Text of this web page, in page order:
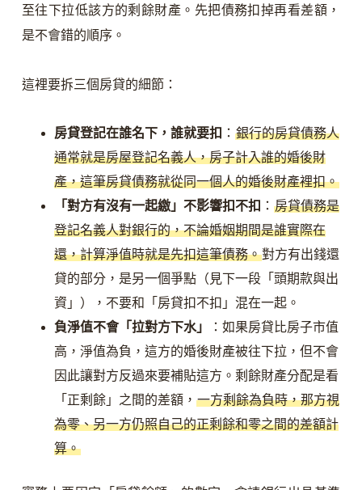
至往下拉低該方的剩餘財產。先把債務扣掉再看差額，
是不會錯的順序。
這裡要拆三個房貸的細節：
房貸登記在誰名下，誰就要扣 ： 銀行的房貸債務人
通常就是房屋登記名義人，房子計入誰的婚後財
產，這筆房貸債務就從同一個人的婚後財產裡扣。
「對方有沒有一起繳」不影響扣不扣 ： 房貸債務是
登記名義人對銀行的，不論婚姻期間是誰實際在
還，計算淨值時就是先扣這筆債務。對方有出錢還
貸的部分，是另一個爭點（見下一段「頭期款與出
資」），不要和「房貸扣不扣」混在一起。
負淨值不會「拉對方下水」
：如果房貸比房子市值
高，淨值為負，這方的婚後財產被往下拉，但不會
因此讓對方反過來要補貼這方。剩餘財產分配是看
「正剩餘」之間的差額， 一方剩餘為負時，那方視
為零、另一方仍照自己的正剩餘和零之間的差額計
算。